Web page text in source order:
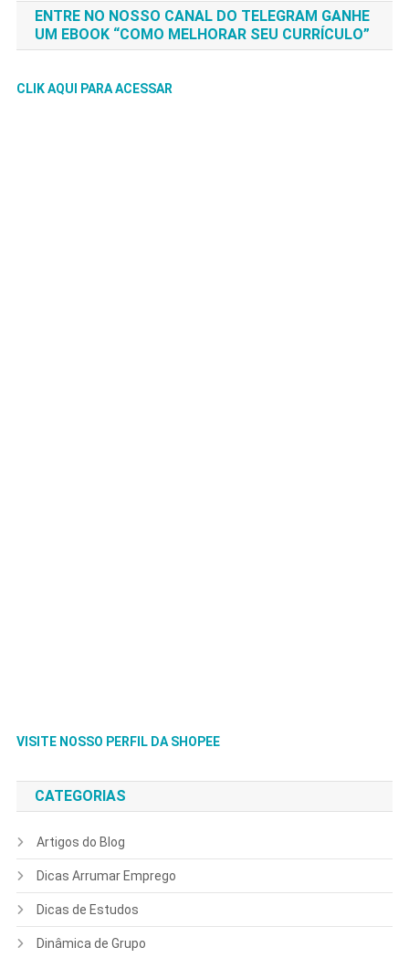
ENTRE NO NOSSO CANAL DO TELEGRAM GANHE
UM EBOOK “COMO MELHORAR SEU CURRÍCULO”
CLIK AQUI PARA ACESSAR
VISITE NOSSO PERFIL DA SHOPEE
CATEGORIAS
Artigos do Blog
Dicas Arrumar Emprego
Dicas de Estudos
Dinâmica de Grupo